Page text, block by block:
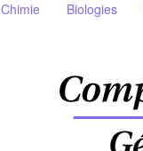
Chimie Biologies